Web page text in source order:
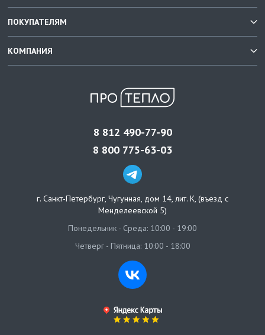
ПОКУПАТЕЛЯМ
КОМПАНИЯ
8 812 490-77-90
8 800 775-63-03
г. Санкт-Петербург, Чугунная, дом 14, лит. К, (въезд с
Менделеевской 5)
Понедельник - Среда: 10:00 - 19:00
Четверг - Пятница: 10:00 - 18:00